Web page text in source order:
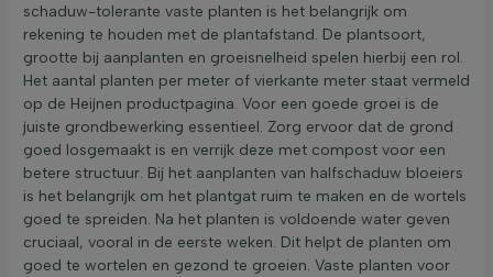
schaduw-tolerante vaste planten is het belangrijk om
rekening te houden met de plantafstand. De plantsoort,
grootte bij aanplanten en groeisnelheid spelen hierbij een rol.
Het aantal planten per meter of vierkante meter staat vermeld
op de Heijnen productpagina. Voor een goede groei is de
juiste grondbewerking essentieel. Zorg ervoor dat de grond
goed losgemaakt is en verrijk deze met compost voor een
betere structuur. Bij het aanplanten van halfschaduw bloeiers
is het belangrijk om het plantgat ruim te maken en de wortels
goed te spreiden. Na het planten is voldoende water geven
cruciaal, vooral in de eerste weken. Dit helpt de planten om
goed te wortelen en gezond te groeien. Vaste planten voor